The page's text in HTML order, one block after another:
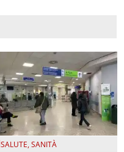
SALUTE,SANITÀ